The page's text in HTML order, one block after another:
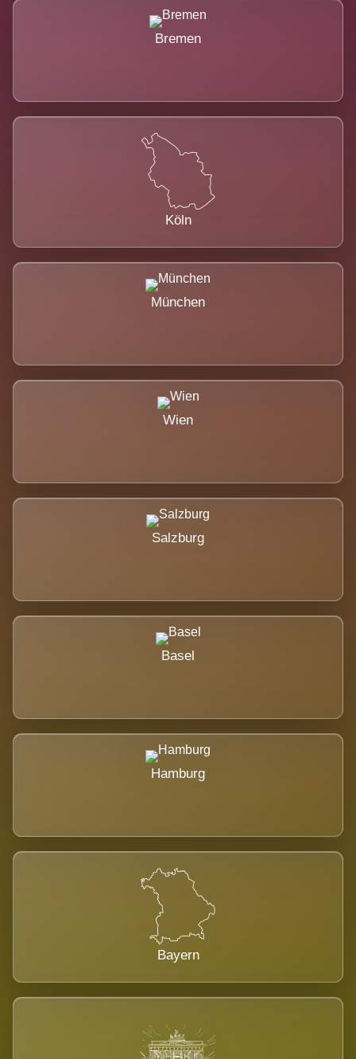
Bremen
Köln
München
Wien
Salzburg
Basel
Hamburg
Bayern